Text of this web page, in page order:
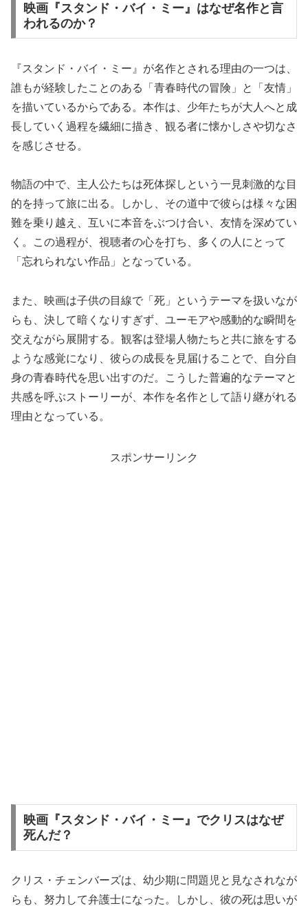
映画『スタンド・バイ・ミー』はなぜ名作と言
われるのか？
『スタンド・バイ・ミー』が名作とされる理由の一つは、
誰もが経験したことのある「青春時代の冒険」と「友情」
を描いているからである。本作は、少年たちが大人へと成
長していく過程を繊細に描き、観る者に懐かしさや切なさ
を感じさせる。
物語の中で、主人公たちは死体探しという一見刺激的な目
的を持って旅に出る。しかし、その道中で彼らは様々な困
難を乗り越え、互いに本音をぶつけ合い、友情を深めてい
く。この過程が、視聴者の心を打ち、多くの人にとって
「忘れられない作品」となっている。
また、映画は子供の目線で「死」というテーマを扱いなが
らも、決して暗くなりすぎず、ユーモアや感動的な瞬間を
交えながら展開する。観客は登場人物たちと共に旅をする
ような感覚になり、彼らの成長を見届けることで、自分自
身の青春時代を思い出すのだ。こうした普遍的なテーマと
共感を呼ぶストーリーが、本作を名作として語り継がれる
理由となっている。
スポンサーリンク
映画『スタンド・バイ・ミー』でクリスはなぜ
死んだ？
クリス・チェンバーズは、幼少期に問題児と見なされなが
らも、努力して弁護士になった。しかし、彼の死は思いが